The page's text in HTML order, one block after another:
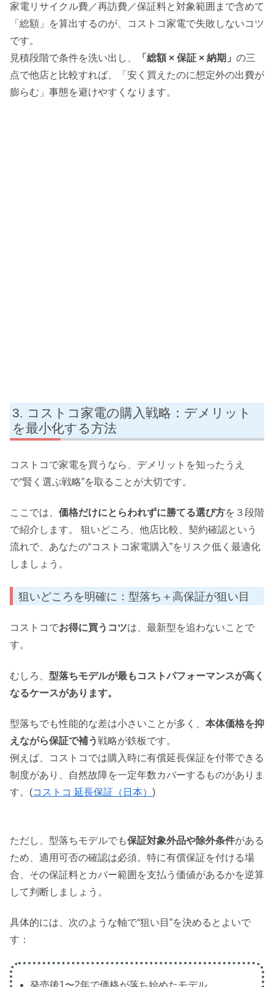
家電リサイクル費／再訪費／保証料と対象範囲まで含めて
「総額」を算出するのが、コストコ家電で失敗しないコツ
です。
見積段階で条件を洗い出し、
「総額 × 保証 × 納期」 の三
点で他店と比較すれば、「安く買えたのに想定外の出費が
膨らむ」事態を避けやすくなります。
コストコ家電の購入戦略：デメリット
を最小化する方法
コストコで家電を買うなら、デメリットを知ったうえ
で“賢く選ぶ戦略”を取ることが大切です。
ここでは、 価格だけにとらわれずに勝てる選び方を３段階
で紹介します。 狙いどころ、他店比較、契約確認という
流れで、あなたの“コストコ家電購入”をリスク低く最適化
しましょう。
狙いどころを明確に：型落ち＋高保証が狙い目
コストコでお得に買うコツは、最新型を追わないことで
す。
むしろ、 型落ちモデルが最もコストパフォーマンスが高く
なるケースがあります。
型落ちでも性能的な差は小さいことが多く、 本体価格を抑
えながら保証で補う戦略が鉄板です。
例えば、コストコでは購入時に有償延長保証を付帯できる
制度があり、自然故障を一定年数カバーするものがありま
す。(コストコ 延長保証（日本） )
ただし、型落ちモデルでも保証対象外品や除外条件がある
ため、適用可否の確認は必須。特に有償保証を付ける場
合、その保証料とカバー範囲を支払う価値があるかを逆算
して判断しましょう。
具体的には、次のような軸で“狙い目”を決めるとよいで
す：
発売後1〜2年で価格が落ち始めたモデル